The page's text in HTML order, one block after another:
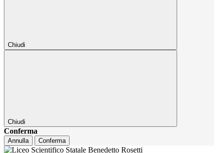
Chiudi
Chiudi
Conferma
Annulla Conferma